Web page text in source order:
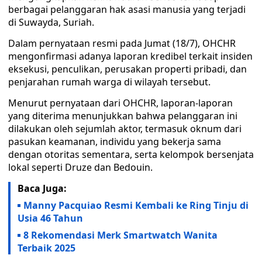
berbagai pelanggaran hak asasi manusia yang terjadi
di Suwayda, Suriah.
Dalam pernyataan resmi pada Jumat (18/7), OHCHR
mengonfirmasi adanya laporan kredibel terkait insiden
eksekusi, penculikan, perusakan properti pribadi, dan
penjarahan rumah warga di wilayah tersebut.
Menurut pernyataan dari OHCHR, laporan-laporan
yang diterima menunjukkan bahwa pelanggaran ini
dilakukan oleh sejumlah aktor, termasuk oknum dari
pasukan keamanan, individu yang bekerja sama
dengan otoritas sementara, serta kelompok bersenjata
lokal seperti Druze dan Bedouin.
Baca Juga:
Manny Pacquiao Resmi Kembali ke Ring Tinju di
Usia 46 Tahun
8 Rekomendasi Merk Smartwatch Wanita
Terbaik 2025